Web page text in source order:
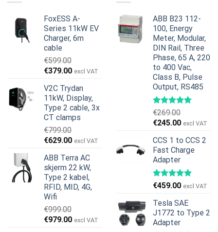
FoxESS A-
Series 11kW EV
Charger, 6m
cable
€599.00
Opprinnelig
var:
€599.00.
€379.00Nåværende
er:
€379.00.
excl VAT
V2C Trydan
11kW, Display,
Type 2 cable, 3x
CT clamps
€799.00
Opprinnelig
var:
€799.00.
€629.00Nåværende
er:
€629.00.
excl VAT
ABB Terra AC
skjerm 22 kW,
Type 2 kabel,
RFID, MID, 4G,
Wifi
€999.00
Opprinnelig
€979.00Nåværende
excl VAT
ABB B23 112-
100, Energy
Meter, Modular,
DIN Rail, Three
Phase, 65 A, 220
to 400 Vac,
Class B, Pulse
Output, RS485
€269.00
Opprinnelig
var:
€269.00.
€245.00
er:
€245.00.
excl VAT
CCS 1 to CCS 2
Fast Charge
Adapter
€459.00 excl VAT
Tesla SAE
J1772 to Type 2
Adapter